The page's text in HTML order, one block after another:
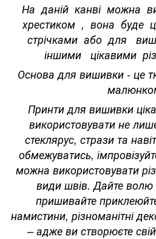
На даній канві можна
хрестиком , вона буде
стрічками або для
іншими цікавими
Основа для вишивки - це
Принти для вишивки
використовувати не
стеклярус, стрази та
обмежуватись,
можна використовувати
види швів. Дайте волю
пришивайте
намистини, різноманітні
– адже ви створюєте